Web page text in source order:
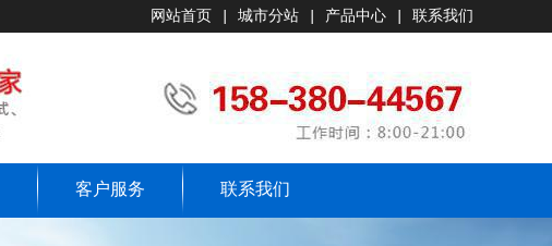
网站首页 城市分站 产品中心 联系我们
客户服务 联系我们